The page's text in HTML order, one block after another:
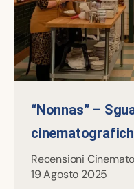
“Nonnas” –
Recensioni
19 Agosto 2025